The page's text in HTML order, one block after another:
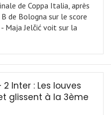
de Coppa Italia, après
de Bologna sur le score
Maja Jelčić voit sur la
Inter : Les louves
glissent à la 3ème